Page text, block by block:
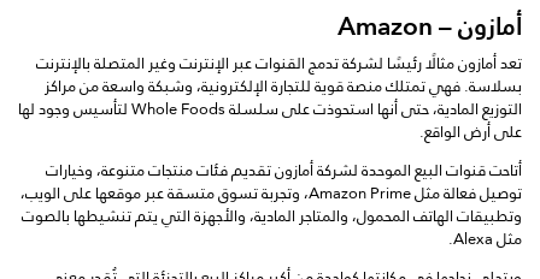
أمازون – Amazon
تعد أمازون مثالًا رئيسًا لشركة تدمج القنوات عبر الإنترنت وغير المتصلة بالإنترنت
بسلاسة. فهي تمتلك منصة قوية للتجارة الإلكترونية، وشبكة واسعة من مراكز
التوزيع المادية، حتى أنها استحوذت على سلسلة Whole Foods لتأسيس وجود لها
على أرض الواقع.
أتاحت قنوات البيع الموحدة لشركة أمازون تقديم فئات منتجات متنوعة، وخيارات
توصيل فعالة مثل Amazon Prime، وتجربة تسوق متسقة عبر موقعها على الويب،
وتطبيقات الهاتف المحمول، والمتاجر المادية، والأجهزة التي يتم تنشيطها بالصوت
مثل Alexa.